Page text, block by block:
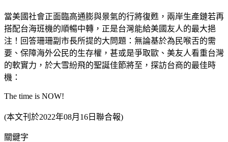
當美國社會正面臨高通膨與景氣的行將復甦，兩岸生產鏈若再
搭配台海班機的順暢中轉，正是台灣能給美國友人的最大挹
注！回答珊珊副市長所提的大問題：無論基於為民喉舌的需
要、保障海外公民的生存權，甚或是爭取歐、美友人看重台灣
的軟實力，於大雪紛飛的聖誕佳節將至，探訪台商的最佳時
機：
The time is NOW!
(本文刊於2022年08月16日聯合報)
關鍵字